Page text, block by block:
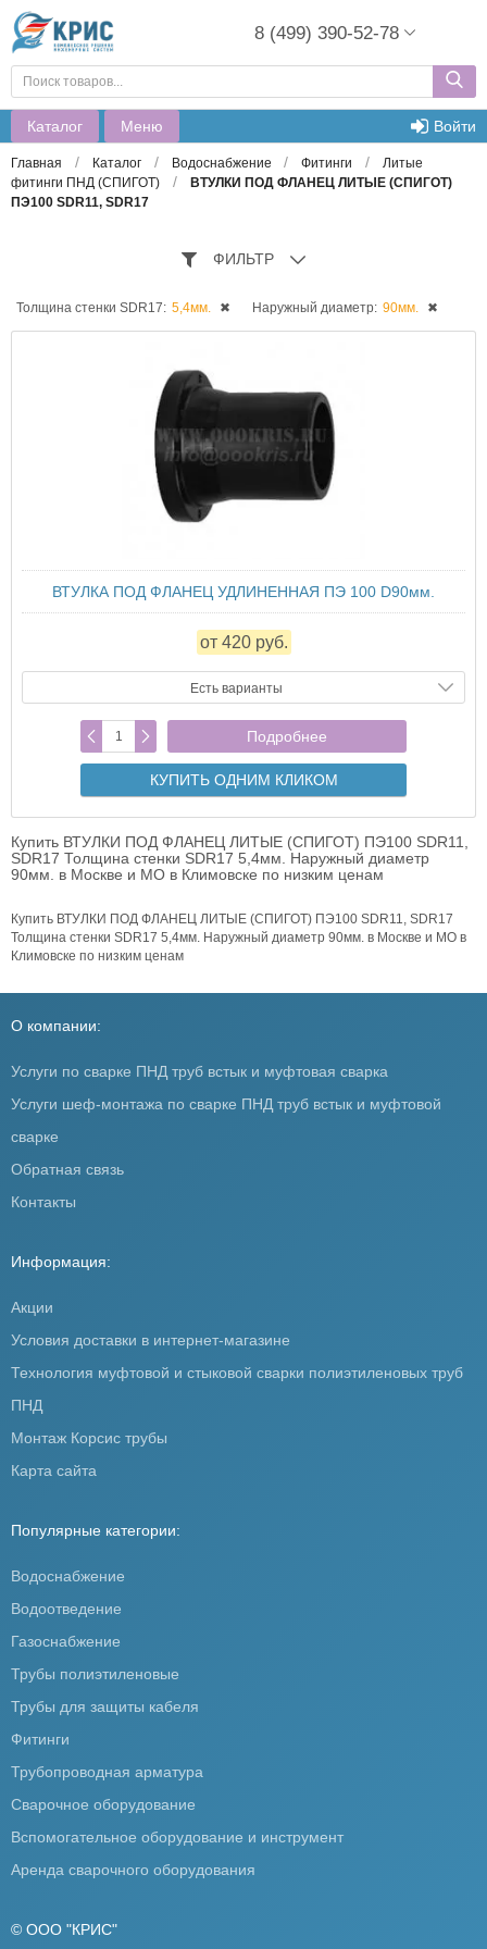
8 (499) 390-52-78
Каталог Меню Войти
Главная / Каталог / Водоснабжение / Фитинги /
Литые
фитинги ПНД (СПИГОТ)
/
ВТУЛКИ ПОД ФЛАНЕЦ ЛИТЫЕ (СПИГОТ)
ПЭ100 SDR11, SDR17
ФИЛЬТР
Толщина стенки SDR17: 5,4мм. ✖ Наружный диаметр: 90мм. ✖
ВТУЛКА ПОД ФЛАНЕЦ УДЛИНЕННАЯ ПЭ 100 D90мм.
от 420 руб.
Есть варианты
Подробнее
КУПИТЬ ОДНИМ КЛИКОМ
Купить ВТУЛКИ ПОД ФЛАНЕЦ ЛИТЫЕ (СПИГОТ) ПЭ100 SDR11,
SDR17 Толщина стенки SDR17 5,4мм. Наружный диаметр
90мм. в Москве и МО в Климовске по низким ценам
Купить ВТУЛКИ ПОД ФЛАНЕЦ ЛИТЫЕ (СПИГОТ) ПЭ100 SDR11, SDR17
Толщина стенки SDR17 5,4мм. Наружный диаметр 90мм. в Москве и МО в
Климовске по низким ценам
О компании:
Услуги по сварке ПНД труб встык и муфтовая сварка
Услуги шеф-монтажа по сварке ПНД труб встык и муфтовой
сварке
Обратная связь
Контакты
Информация:
Акции
Условия доставки в интернет-магазине
Технология муфтовой и стыковой сварки полиэтиленовых труб
ПНД
Монтаж Корсис трубы
Карта сайта
Популярные категории:
Водоснабжение
Водоотведение
Газоснабжение
Трубы полиэтиленовые
Трубы для защиты кабеля
Фитинги
Трубопроводная арматура
Сварочное оборудование
Вспомогательное оборудование и инструмент
Аренда сварочного оборудования
© ООО "КРИС"